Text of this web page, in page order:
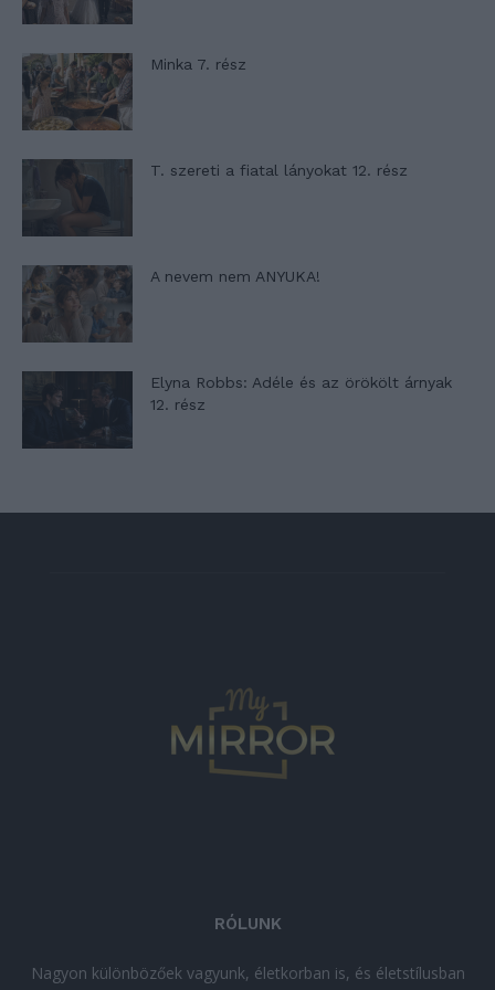
Minka 7. rész
T. szereti a fiatal lányokat 12. rész
A nevem nem ANYUKA!
Elyna Robbs: Adéle és az örökölt árnyak
12. rész
RÓLUNK
Nagyon különbözőek vagyunk, életkorban is, és életstílusban